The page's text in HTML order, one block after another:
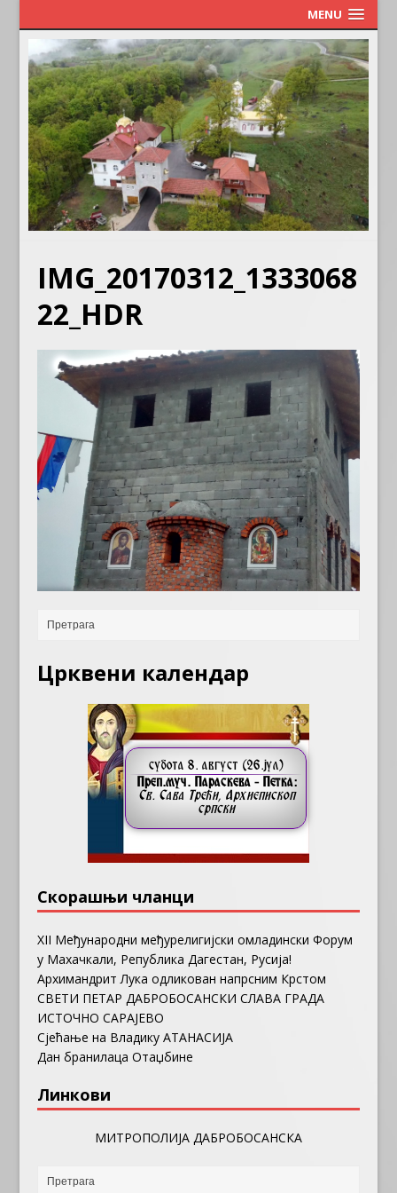
MENU
IMG_20170312_1333068
22_HDR
Црквени календар
Скорашњи чланци
ХII Међународни међурелигијски омладински Форум
у Махачкали, Република Дагестан, Русија!
Архимандрит Лука одликован напрсним Крстом
СВЕТИ ПЕТАР ДАБРОБОСАНСКИ СЛАВА ГРАДА
ИСТОЧНО САРАЈЕВО
Сјећање на Владику АТАНАСИЈА
Дан бранилаца Отаџбине
Линкови
МИТРОПОЛИЈА ДАБРОБОСАНСКА